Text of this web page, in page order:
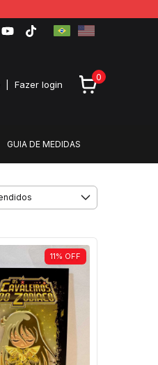
Fazer login
0
GUIA DE MEDIDAS
11% OFF